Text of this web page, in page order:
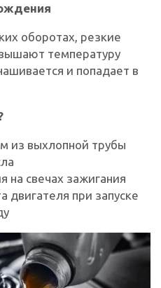
оборотах, резкие
температуру
и попадает в
из выхлопной трубы
на свечах зажигания
двигателя при запуске